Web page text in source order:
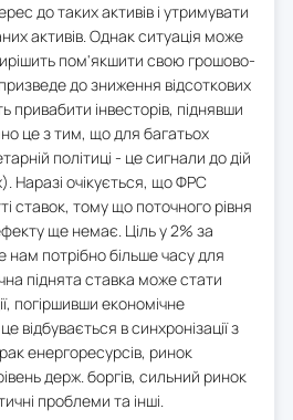
до таких активів і утримувати
активів. Однак ситуація може
пом'якшити свою грошово-
до зниження відсоткових
привабити інвесторів, піднявши
це з тим, що для багатьох
політиці - це сигнали до дій
Наразі очікується, що ФРС
ставок, тому що поточного рівня
ще немає. Ціль у 2% за
нам потрібно більше часу для
піднята ставка може стати
погіршивши економічне
відбувається в синхронізації з
енергоресурсів, ринок
держ. боргів, сильний ринок
проблеми та інші.